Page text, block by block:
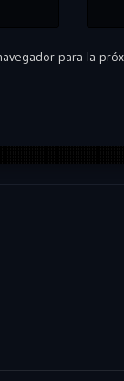
para la